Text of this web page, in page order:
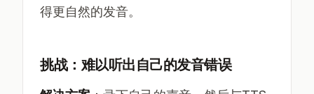
得更自然的发音。
挑战：难以听出自己的发音错误